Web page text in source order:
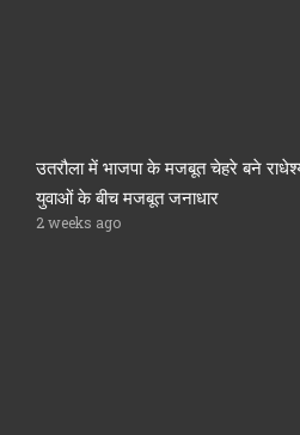
उतरौला में भाजपा के मजबूत चेहरे बने
युवाओं के बीच मजबूत जनाधार
2 weeks ago